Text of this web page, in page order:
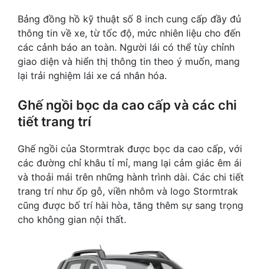
Bảng đồng hồ kỹ thuật số 8 inch cung cấp đầy đủ
thông tin về xe, từ tốc độ, mức nhiên liệu cho đến
các cảnh báo an toàn. Người lái có thể tùy chỉnh
giao diện và hiển thị thông tin theo ý muốn, mang
lại trải nghiệm lái xe cá nhân hóa.
Ghế ngồi bọc da cao cấp và các chi
tiết trang trí
Ghế ngồi của Stormtrak được bọc da cao cấp, với
các đường chỉ khâu tỉ mỉ, mang lại cảm giác êm ái
và thoải mái trên những hành trình dài. Các chi tiết
trang trí như ốp gỗ, viền nhôm và logo Stormtrak
cũng được bố trí hài hòa, tăng thêm sự sang trọng
cho không gian nội thất.